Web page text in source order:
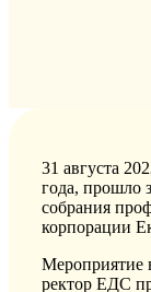
31 августа
года, прошло
собрания
корпорации
Мероприятие
ректор ЕДС